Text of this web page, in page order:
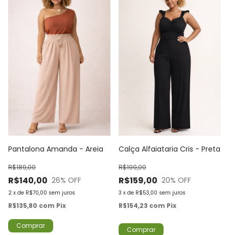
Pantalona Amanda - Areia
R$140,00
R$189,00
26% OFF
2 x de R$70,00 sem juros
R$135,80 com Pix
Comprar
Calça Alfaiataria Cris - Preta
R$159,00
R$199,00
20% OFF
3 x de R$53,00 sem juros
R$154,23 com Pix
Comprar